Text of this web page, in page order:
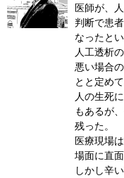
医師が、
判断で患
なったと
人工透析
悪い場合
とと定め
人の生死
もあるが
残った。
医療現場
場面に直
しかし辛